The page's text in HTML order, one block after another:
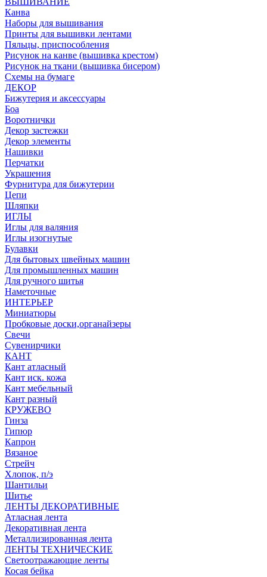
Канва
Наборы для вышивания
Принты для вышивки лентами
Пяльцы, приспособления
Рисунок на канве (вышивка крестом)
Рисунок на ткани (вышивка бисером)
Схемы на бумаге
ДЕКОР
Бижутерия и аксессуары
Боа
Воротнички
Декор застежки
Декор элементы
Нашивки
Перчатки
Украшения
Фурнитура для бижутерии
Цепи
Шляпки
ИГЛЫ
Иглы для валяния
Иглы изогнутые
Булавки
Для бытовых швейных машин
Для промышленных машин
Для ручного шитья
Наметочные
ИНТЕРЬЕР
Миниатюры
Пробковые доски,органайзеры
Свечи
Сувенирчики
КАНТ
Кант атласный
Кант иск. кожа
Кант мебельный
Кант разный
КРУЖЕВО
Гинза
Гипюр
Капрон
Вязаное
Стрейч
Хлопок, п/э
Шантильи
Шитье
ЛЕНТЫ ДЕКОРАТИВНЫЕ
Атласная лента
Декоративная лента
Металлизированная лента
ЛЕНТЫ ТЕХНИЧЕСКИЕ
Светоотражающие ленты
Косая бейка